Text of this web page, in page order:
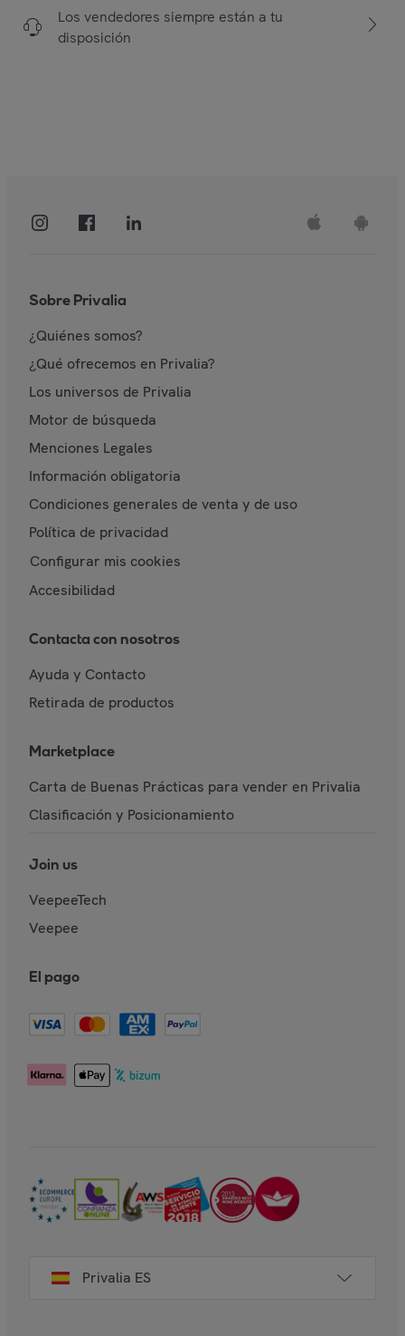
Los vendedores siempre están a tu
disposición
Sobre Privalia
¿Quiénes somos?
¿Qué ofrecemos en Privalia?
Los universos de Privalia
Motor de búsqueda
Menciones Legales
Información obligatoria
Condiciones generales de venta y de uso
Política de privacidad
Configurar mis cookies
Accesibilidad
Contacta con nosotros
Ayuda y Contacto
Retirada de productos
Marketplace
Carta de Buenas Prácticas para vender en Privalia
Clasificación y Posicionamiento
Join us
VeepeeTech
Veepee
El pago
Privalia ES